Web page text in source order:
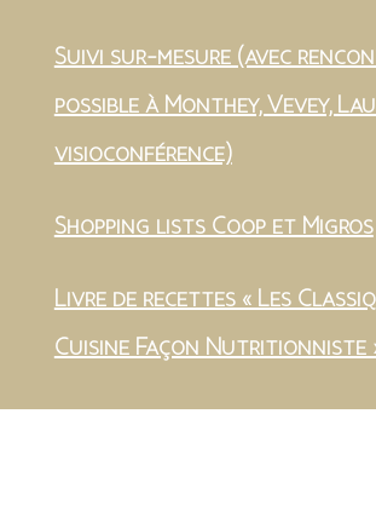
Suivi sur-mesure (avec
possible à Monthey, Vevey,
visioconférence)
Shopping lists Coop et Migros
Livre de recettes « Les
Cuisine Façon Nutritionniste